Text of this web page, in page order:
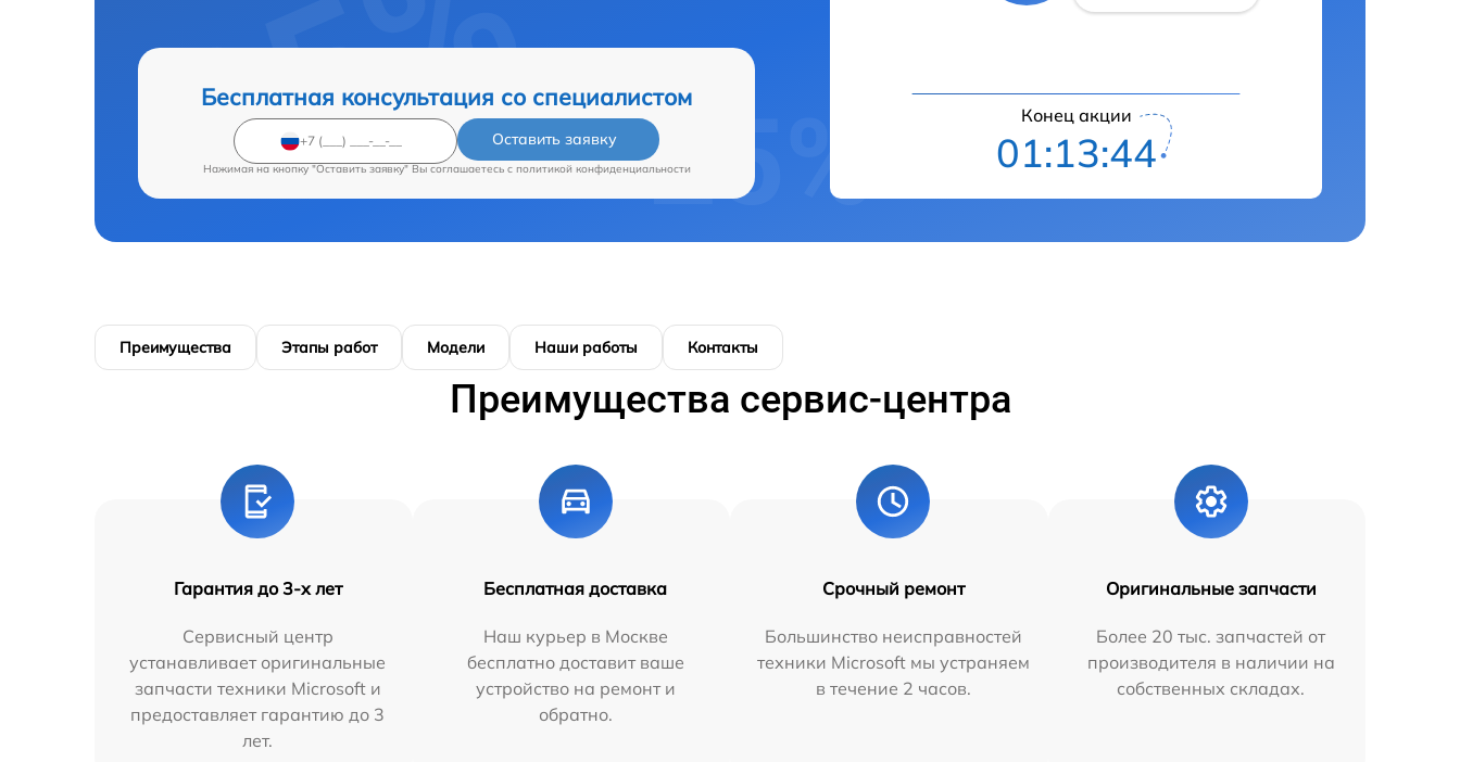
Бесплатная консультация со специалистом
Оставить заявку
Нажимая на кнопку "Оставить заявку" Вы соглашаетесь c политикой конфиденциальности
Конец акции
01:13:43
Преимущества Этапы работ Модели Наши работы Контакты
Преимущества сервис-центра
Гарантия до 3-х лет
Сервисный центр
устанавливает оригинальные
запчасти техники Microsoft и
предоставляет гарантию до 3
лет.
Бесплатная доставка
Наш курьер в Москве
бесплатно доставит ваше
устройство на ремонт и
обратно.
Срочный ремонт
Большинство неисправностей
техники Microsoft мы устраняем
в течение 2 часов.
Оригинальные запчасти
Более 20 тыс. запчастей от
производителя в наличии на
собственных складах.